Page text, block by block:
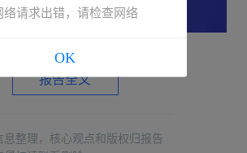
报告全文
息整理，核心观点和版权归报告
络请求出错，请检查网络
OK